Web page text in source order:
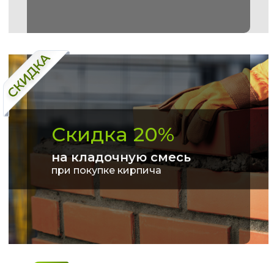
Скидка 20%
на кладочную смесь
при покупке кирпича